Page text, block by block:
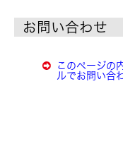
お問い合わせ
このページの
ルでお問い合